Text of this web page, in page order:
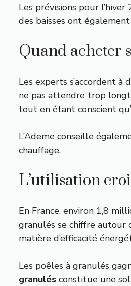
Les prévisions pour
des baisses ont
Quand acheter
Les experts s’accordent
ne pas attendre trop
tout en étant conscient
L’Ademe conseille
chauffage.
L’utilisation
En France, environ 1,8
granulés se chiffre autour
matière d’efficacité
Les poêles à granulés
granulés constitue une